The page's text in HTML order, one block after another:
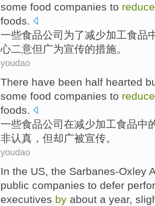
some food companies to reduce
foods.
一些食品公司 为了减少加工食品
心二意但广为宣传的措施。
youdao
There have been half hearted
some food companies to reduce
foods.
一些食品公司 在减少加工食品中
非认真， 但却广被宣传。
youdao
In the US , the Sarbanes-Oxley
public companies to defer
executives by about a year,